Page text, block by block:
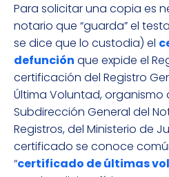
Para solicitar una copia es
notario que “guarda” el
se dice que lo custodia) el
defunción que expide el
certificación del Registro
Última Voluntad,
Subdirección General del
Registros, del Ministerio de
certificado se conoce
“certificado de últimas